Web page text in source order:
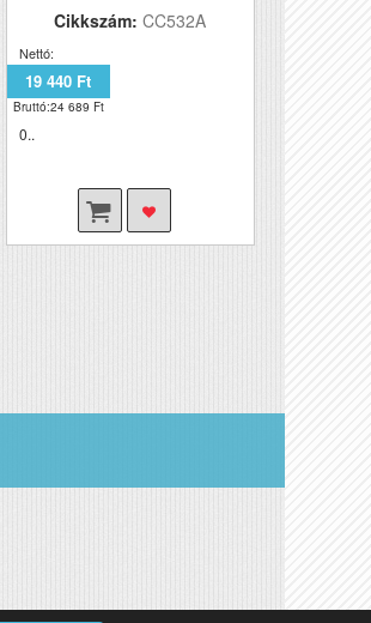
Cikkszám:CC532A
Nettó:
19 440 Ft
Bruttó:24 689 Ft
0..